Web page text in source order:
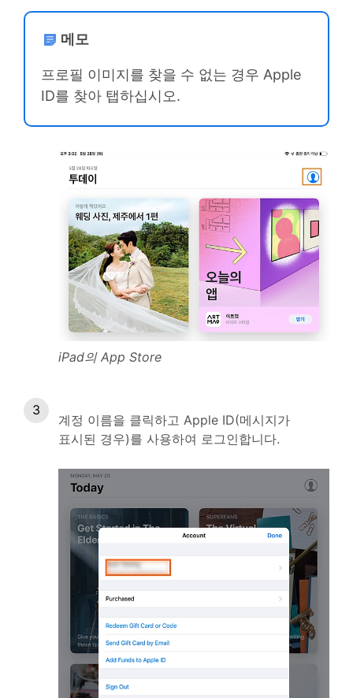
메모
프로필 이미지를 찾을 수 없는 경우 Apple
ID를 찾아 탭하십시오.
iPad의 App Store
계정 이름을 클릭하고 Apple ID(메시지가
표시된 경우)를 사용하여 로그인합니다.